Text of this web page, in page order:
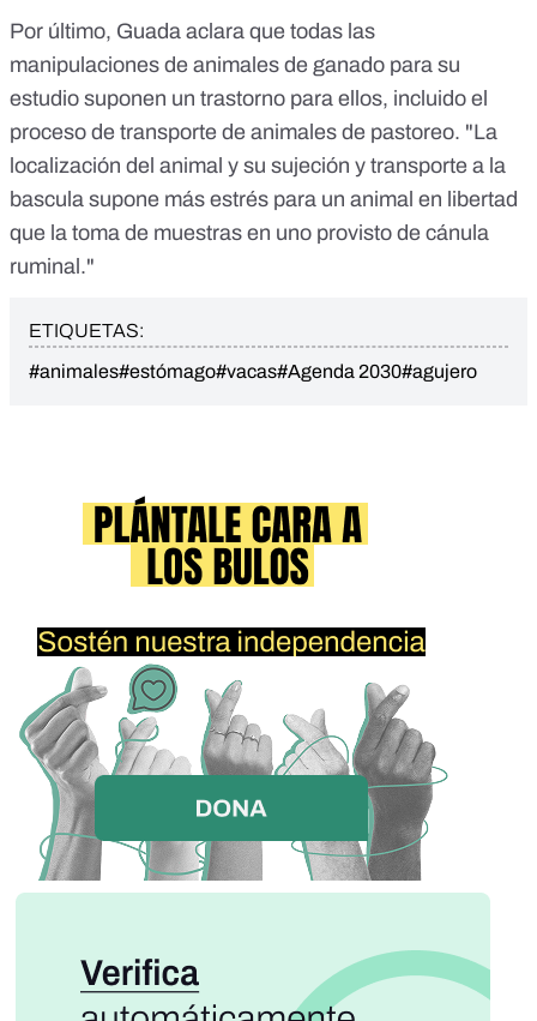
Por último, Guada aclara que todas las
manipulaciones de animales de ganado para su
estudio suponen un trastorno para ellos, incluido el
proceso de transporte de animales de pastoreo. "La
localización del animal y su sujeción y transporte a la
bascula supone más estrés para un animal en libertad
que la toma de muestras en uno provisto de cánula
ruminal."
ETIQUETAS:
#animales#estómago#vacas#Agenda 2030#agujero